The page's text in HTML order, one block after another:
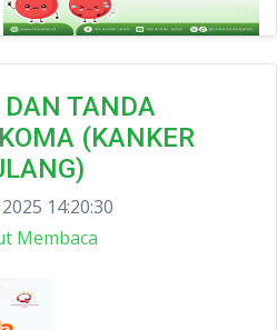
TANDA
(KANKER
14:20:30
Membaca